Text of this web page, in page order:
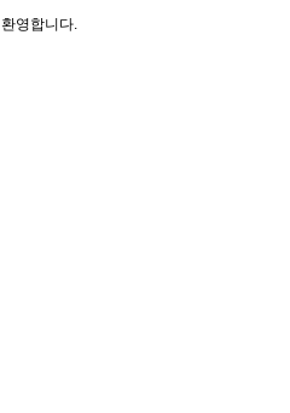
영합니다.